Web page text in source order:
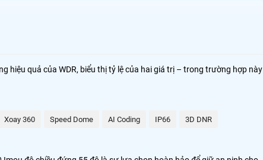
nuôi. Với khả năng chống chịu mưa nắng và thiết kế chắc chắn
hoặc máy tính. Công nghệ IP mang lại sự tin cậy cao với hình ảnh
hiệu quả của WDR, biểu thị tỷ lệ của hai giá trị – trong trường hợp này
Xoay 360 Speed Dome AI Coding IP66 3D DNR